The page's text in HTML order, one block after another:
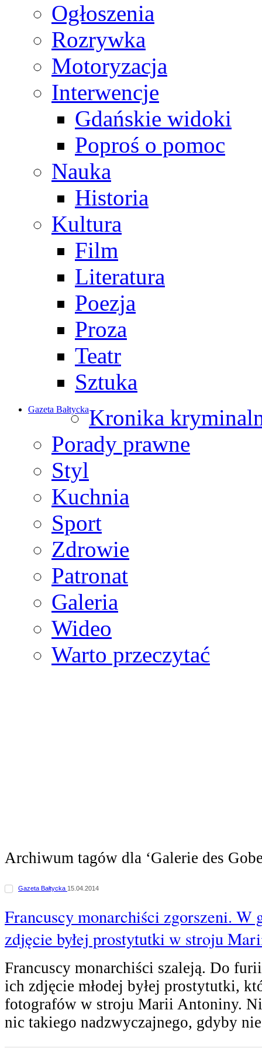
Ogłoszenia
Rozrywka
Motoryzacja
Interwencje
Gdańskie widoki
Poproś o pomoc
Nauka
Historia
Kultura
Film
Literatura
Poezja
Proza
Teatr
Sztuka
Gazeta BałtyckaKronika
Porady prawne
Styl
Kuchnia
Sport
Zdrowie
Patronat
Galeria
Wideo
Warto przeczytać
Archiwum tagów dla ‘Galerie des
Gazeta Bałtycka 15.04.2014
Francuscy monarchiści zgorszeni. W
zdjęcie byłej prostytutki w stroju
Francuscy monarchiści szaleją. Do
ich zdjęcie młodej byłej prostytutki,
fotografów w stroju Marii Antoniny.
nic takiego nadzwyczajnego, gdyby